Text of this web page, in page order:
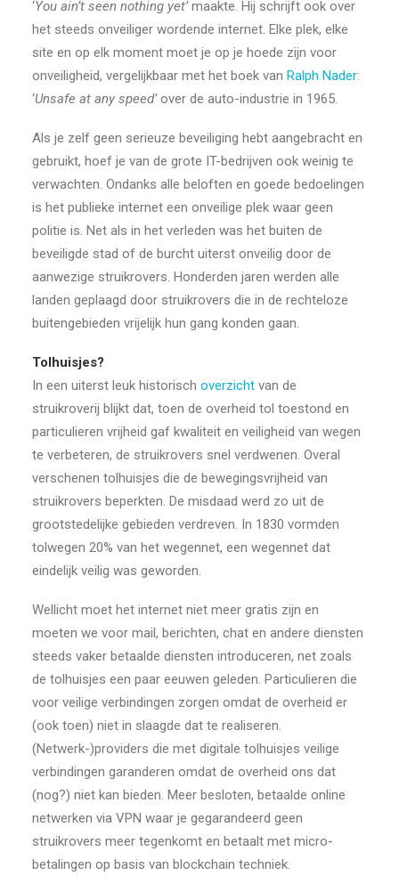
‘You ain’t seen nothing yet’maakte. Hij schrijft ook over
het steeds onveiliger wordende internet. Elke plek, elke
site en op elk moment moet je op je hoede zijn voor
onveiligheid, vergelijkbaar met het boek van Ralph Nader:
‘Unsafe at any speed’over de auto-industrie in 1965.
Als je zelf geen serieuze beveiliging hebt aangebracht en
gebruikt, hoef je van de grote IT-bedrijven ook weinig te
verwachten. Ondanks alle beloften en goede bedoelingen
is het publieke internet een onveilige plek waar geen
politie is. Net als in het verleden was het buiten de
beveiligde stad of de burcht uiterst onveilig door de
aanwezige struikrovers. Honderden jaren werden alle
landen geplaagd door struikrovers die in de rechteloze
buitengebieden vrijelijk hun gang konden gaan.
Tolhuisjes?
In een uiterst leuk historisch overzicht van de
struikroverij blijkt dat, toen de overheid tol toestond en
particulieren vrijheid gaf kwaliteit en veiligheid van wegen
te verbeteren, de struikrovers snel verdwenen. Overal
verschenen tolhuisjes die de bewegingsvrijheid van
struikrovers beperkten. De misdaad werd zo uit de
grootstedelijke gebieden verdreven. In 1830 vormden
tolwegen 20% van het wegennet, een wegennet dat
eindelijk veilig was geworden.
Wellicht moet het internet niet meer gratis zijn en
moeten we voor mail, berichten, chat en andere diensten
steeds vaker betaalde diensten introduceren, net zoals
de tolhuisjes een paar eeuwen geleden. Particulieren die
voor veilige verbindingen zorgen omdat de overheid er
(ook toen) niet in slaagde dat te realiseren.
(Netwerk-)providers die met digitale tolhuisjes veilige
verbindingen garanderen omdat de overheid ons dat
(nog?) niet kan bieden. Meer besloten, betaalde online
netwerken via VPN waar je gegarandeerd geen
struikrovers meer tegenkomt en betaalt met micro-
betalingen op basis van blockchain techniek.